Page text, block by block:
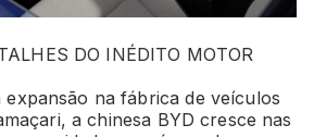
DO INÉDITO MOTOR
na fábrica de veículos
a chinesa BYD cresce nas